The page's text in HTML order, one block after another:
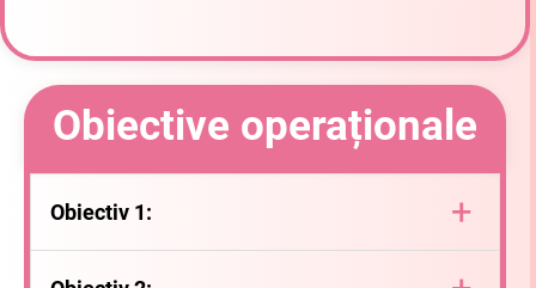
Obiective operaționale
Obiectiv 1: +
să recunoască particularităţile unui text literar narativ;